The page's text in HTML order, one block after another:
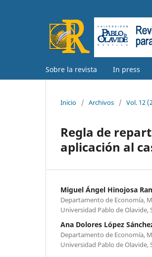
Sobre la revista In press
Inicio / Archivos / Vol. 12
Regla de
aplicación al
Miguel Ángel Hinojosa
Departamento de Economía,
Universidad Pablo de Olavide,
Ana Dolores López
Departamento de Economía,
Universidad Pablo de Olavide,